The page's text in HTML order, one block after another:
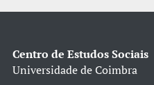
Centro de Estudos Sociais
Universidade de Coimbra